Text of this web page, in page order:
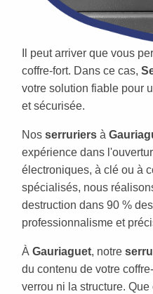
Il peut arriver que vous
coffre-fort. Dans ce cas,
votre solution fiable pour
et sécurisée.
Nos serruriers à
expérience dans
électroniques, à clé ou à
spécialisés, nous
destruction dans 90 %
professionnalisme et
À Gauriaguet, notre
du contenu de votre
verrou ni la structure.